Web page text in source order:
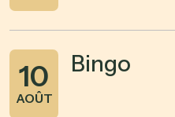
10
AOÛT
Bingo